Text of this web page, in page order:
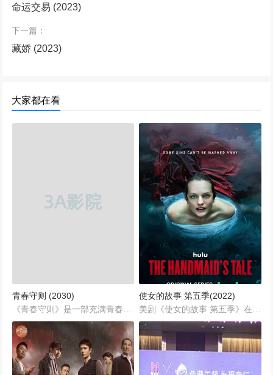
命运交易 (2023)
下一篇：
藏娇 (2023)
大家都在看
青春守则 (2030)
《青春守则》是一部充满青春气息和温馨情感的校园青春剧，于2030年正式上线。由戴冰导演，王然、秦晔、李辉共同担任编剧，这部剧以真实细腻的笔触展现了现代青年的成长困惑、友情爱情和梦想追逐。剧集共30集，每集约45分钟，既有青春的阳光灿烂，也有成长的迷茫与挣扎。作为华谊兄弟首次尝试的校园青春偶像剧，《青春守则》融合了青春、爱情、友情与梦想的元素，为观众营造出一个充满希望与感动的青春世界。...
使女的故事 第五季(2022)
美剧《使女的故事 第五季》在第五季里，June将面对杀死Waterford大主教产生的后果，同时努力重新考虑自己的身份和目的/决心。随着基列国的影响力逐渐渗透到加拿大，寡妇Serena试图提高自己在多伦多的知名度。Lawrence大主教和Lydia嬷嬷联手，尝试重塑基列国，提升自己的地位。June、Luke和Moira从外部对抗基列国，继续着他们拯救Hannah、与其团聚的使命。...